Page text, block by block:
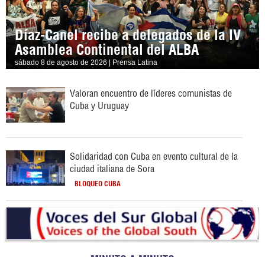
Díaz-Canel recibe a delegados de la IV
Asamblea Continental del ALBA
sábado 8 de agosto de 2026 | Prensa Latina
Valoran encuentro de líderes comunistas de
Cuba y Uruguay
Solidaridad con Cuba en evento cultural de la
ciudad italiana de Sora
BLOQUEO CUBA